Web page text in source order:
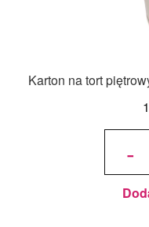
Karton na tort
-
ilość
cmszt.